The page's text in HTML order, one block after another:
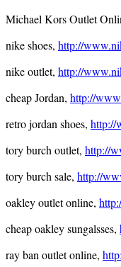
Michael Kors Outlet
nike shoes, http://
nike outlet, http://
cheap Jordan, http://
retro jordan shoes, http://
tory burch outlet, http://
tory burch sale, http://
oakley outlet online,
cheap oakley sungalsses,
ray ban outlet online,